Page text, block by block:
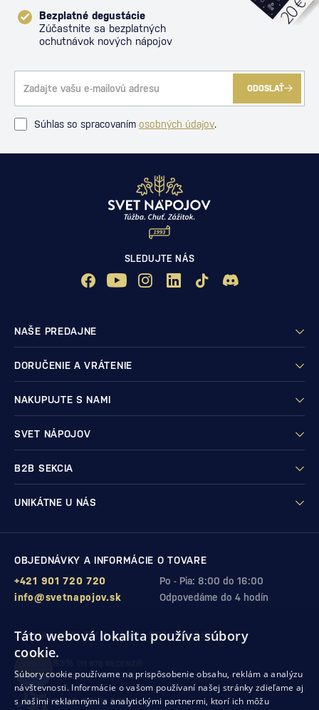
Bezplatné degustácie
Zúčastnite sa bezplatných
ochutnávok nových nápojov
ODOSLAŤ
Súhlas so spracovaním osobných údajov.
SLEDUJTE NÁS
NAŠE PREDAJNE
DORUČENIE A VRÁTENIE
NAKUPUJTE S NAMI
SVET NÁPOJOV
B2B SEKCIA
UNIKÁTNE U NÁS
OBJEDNÁVKY A INFORMÁCIE O TOVARE
Po - Pia: 8:00 do 16:00
+421 901 720 720
Odpovedáme do 4 hodín
info@svetnapojov.sk
ZÁRUKA KVALITY A VAŠEJ SPOKOJNOSTI
zákazníkov odporúča nákup v našom obchode
SHOP ROKU 2024
Táto webová lokalita používa súbory
cookie.
Súbory cookie používame na prispôsobenie obsahu, reklám a analýzu
návštevnosti. Informácie o vašom používaní našej stránky zdieľame aj
s našimi reklamnými a analytickými partnermi, ktorí ich môžu